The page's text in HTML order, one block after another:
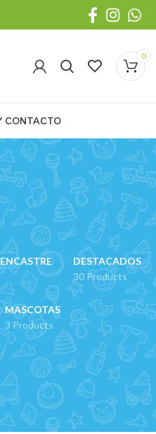
0
CONTACTO
DESTACADOS
30 Products
MASCOTAS
3 Products